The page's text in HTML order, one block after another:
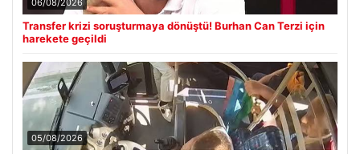
06/08/2026
Transfer krizi soruşturmaya dönüştü! Burhan Can Terzi için
harekete geçildi
05/08/2026